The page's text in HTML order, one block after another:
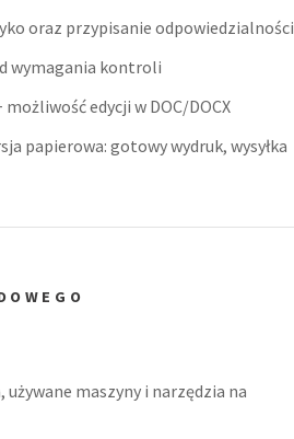
oraz przypisanie odpowiedzialności
wymagania kontroli
edycji w DOC/DOCX
papierowa: gotowy wydruk, wysyłka
maszyny i narzędzia na